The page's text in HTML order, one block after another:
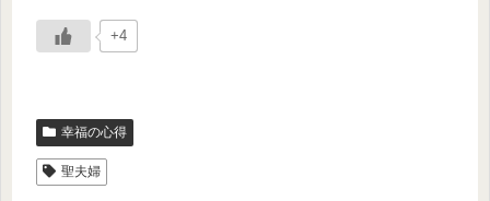
+4
幸福の心得
聖夫婦